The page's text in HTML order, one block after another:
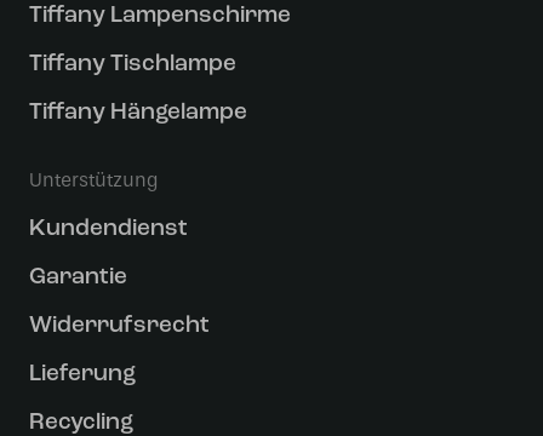
Tiffany Lampenschirme
Tiffany Tischlampe
Tiffany Hängelampe
Unterstützung
Kundendienst
Garantie
Widerrufsrecht
Lieferung
Recycling